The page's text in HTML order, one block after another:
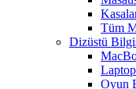
Tüm
Dizüstü
Oyun